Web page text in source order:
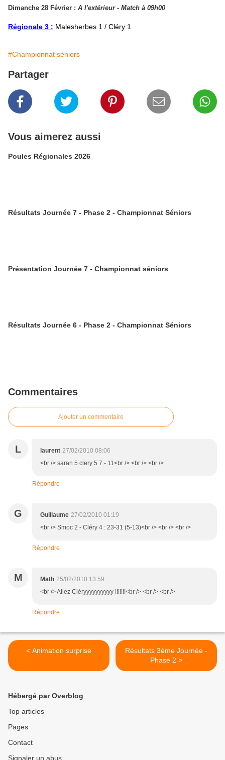
Dimanche 28 Février : A l'extérieur - Match à 09h00
Régionale 3 : Malesherbes 1 / Cléry 1
#Championnat séniors
Partager
Vous aimerez aussi
Poules Régionales 2026
Résultats Journée 7 - Phase 2 - Championnat Séniors
Présentation Journée 7 - Championnat séniors
Résultats Journée 6 - Phase 2 - Championnat Séniors
Commentaires
Ajouter un commentaire
L laurent 27/02/2010 08:06
<br /> saran 5 clery 5 7 - 11<br /> <br /> <br />
Répondre
G Guillaume 27/02/2010 01:19
<br /> Smoc 2 - Cléry 4 : 23-31 (5-13)<br /> <br /> <br />
Répondre
M Math 25/02/2010 13:59
<br /> Allez Cléryyyyyyyyyy !!!!!!!<br /> <br /> <br />
Répondre
< Animation surprise
Résultats 3ème Journée -
Phase 2 >
Hébergé par Overblog
Top articles
Pages
Contact
Signaler un abus